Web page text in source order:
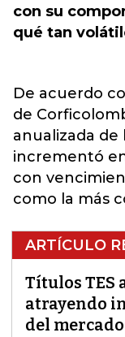
con su
qué tan
De acuerdo
de
anualizada
incrementó
con
como la más
ARTÍCULO
Títulos TES
atrayendo
del mercado